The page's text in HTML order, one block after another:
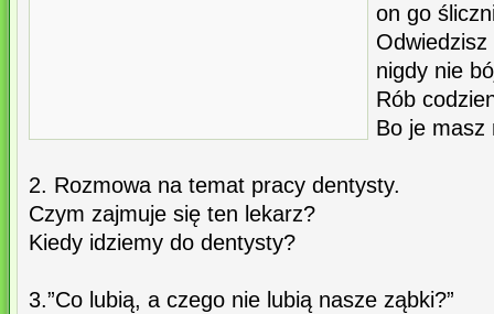
on go
nigdy nie
Rób
Bo je masz
2. Rozmowa na temat pracy dentysty.
Czym zajmuje się ten lekarz?
Kiedy idziemy do dentysty?
3.”Co lubią, a czego nie lubią nasze ząbki?”